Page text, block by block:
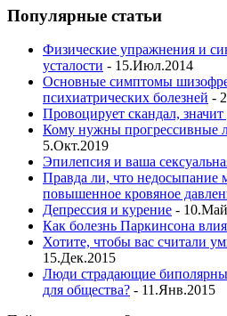
Популярные статьи
Физические упражнения и
усталости - 15.Июл.2014
Основные симптомы
психиатрических болезней -
Провоцирует скандал, значит
Кому нужны прогрессивные
5.Окт.2019
Эпилепсия и ваша
Правда ли, что недосыпание
повышенное кровяное
Депрессия и курение -
Как болезнь Паркинсона
Хотите, чтобы вас считали
15.Дек.2015
Люди страдающие
для общества? - 11.Янв.2015